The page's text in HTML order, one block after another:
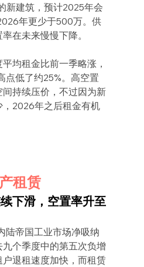
新建筑，预计2025年会
年更少于500万。供
在未来慢慢下降。
均租金比前一季略涨，
点低了约25%。高空置
持续压价，不过因为新
2026年之后租金有机
租赁
下滑，空置率升至
陆帝国工业市场净吸纳
个季度中的第五次负增
退租速度加快，而租赁